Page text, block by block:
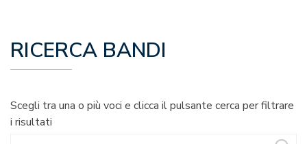
RICERCA BANDI
Scegli tra una o più voci e clicca il pulsante cerca per filtrare
i risultati